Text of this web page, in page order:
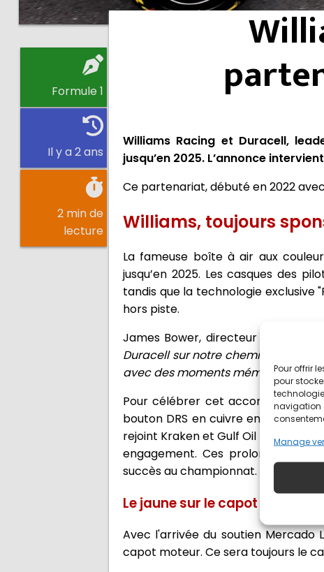
Pour offrir
pour
navigation
Manage
Formule 1
Il y a 2 ans
2 min de
lecture
Williams Racing et Duracell,
jusqu’en 2025. L’annonce
Ce partenariat, débuté en 2022
Williams, toujours
La fameuse boîte à air aux
jusqu’en 2025. Les casques des
tandis que la technologie exclusive
hors piste.
James Bower, directeur
Duracell sur notre chemin de
avec des moments mémorables et
Pour célébrer cet accord,
bouton DRS en cuivre
rejoint Kraken et Gulf Oil
engagement. Ces prolongations
succès au championnat.
Le jaune sur le capot moteur
Avec l'arrivée du soutien Mercado
capot moteur. Ce sera toujours le